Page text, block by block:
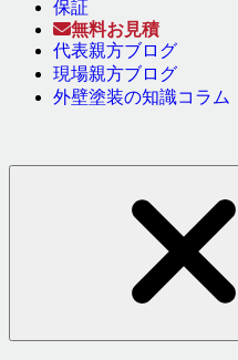
保証
無料お見積
代表親方ブログ
現場親方ブログ
外壁塗装の知識コラム